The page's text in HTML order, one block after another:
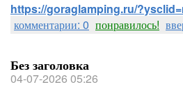
https://goraglamping.ru/
комментарии: 0 понравилось!
Без заголовка
04-07-2026 05:26